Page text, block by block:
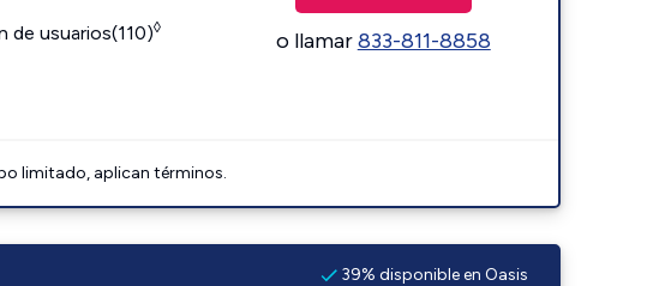
de usuarios(110)◊ o llamar833-811-8858
limitado, aplican términos.
39% disponible en Oasis